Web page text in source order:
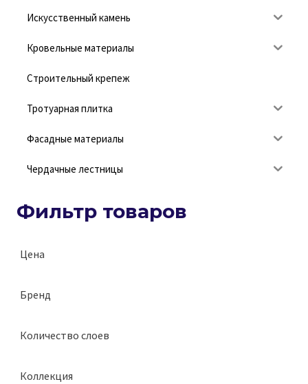
Искусственный камень
Кровельные материалы
Строительный крепеж
Тротуарная плитка
Фасадные материалы
Чердачные лестницы
Фильтр товаров
Цена
Бренд
Количество слоев
Коллекция